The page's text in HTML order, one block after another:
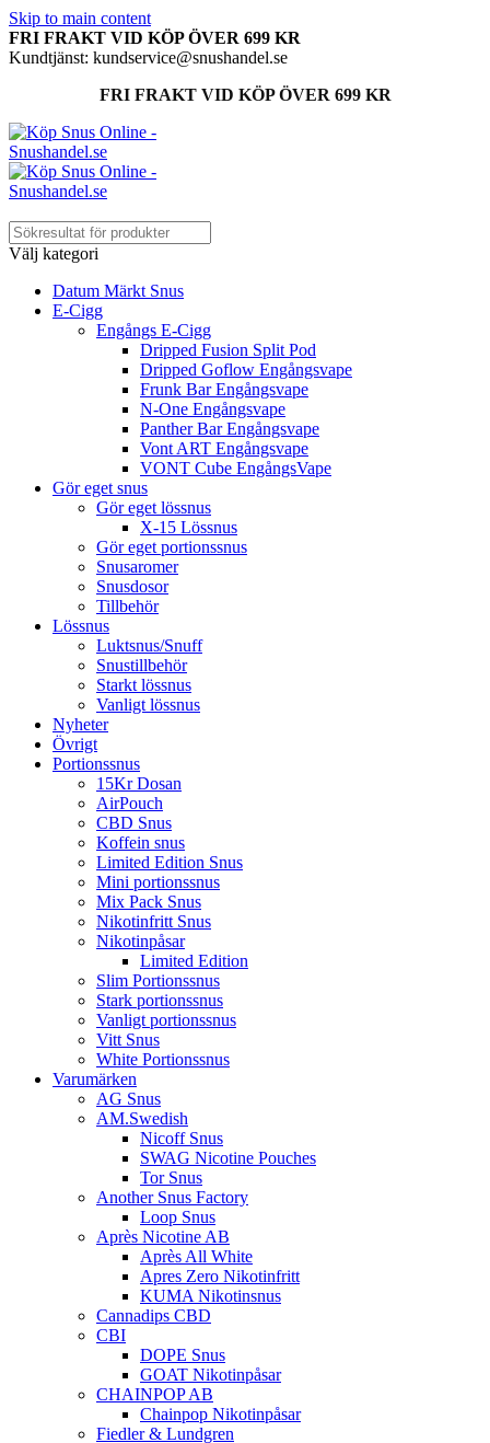
Skip to main content
FRI FRAKT VID KÖP ÖVER 699 KR
Kundtjänst: kundservice@snushandel.se
FRI FRAKT VID KÖP ÖVER 699 KR
Välj kategori
Datum Märkt Snus
E-Cigg
Engångs E-Cigg
Dripped Fusion Split Pod
Dripped Goflow Engångsvape
Frunk Bar Engångsvape
N-One Engångsvape
Panther Bar Engångsvape
Vont ART Engångsvape
VONT Cube EngångsVape
Gör eget snus
Gör eget lössnus
X-15 Lössnus
Gör eget portionssnus
Snusaromer
Snusdosor
Tillbehör
Lössnus
Luktsnus/Snuff
Snustillbehör
Starkt lössnus
Vanligt lössnus
Nyheter
Övrigt
Portionssnus
15Kr Dosan
AirPouch
CBD Snus
Koffein snus
Limited Edition Snus
Mini portionssnus
Mix Pack Snus
Nikotinfritt Snus
Nikotinpåsar
Limited Edition
Slim Portionssnus
Stark portionssnus
Vanligt portionssnus
Vitt Snus
White Portionssnus
Varumärken
AG Snus
AM.Swedish
Nicoff Snus
SWAG Nicotine Pouches
Tor Snus
Another Snus Factory
Loop Snus
Après Nicotine AB
Après All White
Apres Zero Nikotinfritt
KUMA Nikotinsnus
Cannadips CBD
CBI
DOPE Snus
GOAT Nikotinpåsar
CHAINPOP AB
Chainpop Nikotinpåsar
Fiedler & Lundgren